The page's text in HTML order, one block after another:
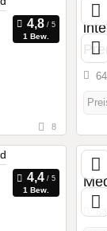
1 Bew.
8
1 Bew.